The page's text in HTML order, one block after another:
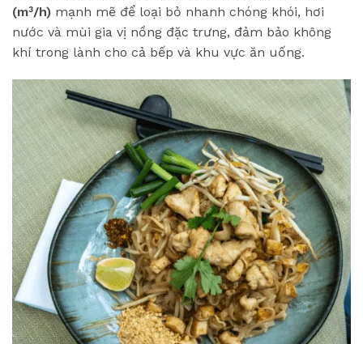
(m³/h) mạnh mẽ để loại bỏ nhanh chóng khói, hơi
nước và mùi gia vị nồng đặc trưng, đảm bảo không
khí trong lành cho cả bếp và khu vực ăn uống.